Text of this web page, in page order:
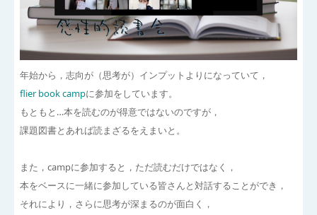
年始から，志向が（思考が）インプットよりになっていて，
flier book campに参加をしています。
もともと…本を読むのが得意ではないのですが，
課題図書とあれば読まざるをえまいと。
また，campに参加すると，ただ読むだけではなく，
本をベースに一緒に参加している皆さんと対話することができ，
それにより，さらに思考が深まるのが面白く，